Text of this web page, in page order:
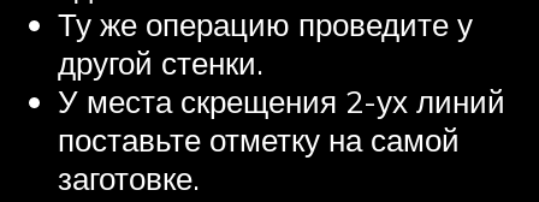
Ту же операцию проведите у
другой стенки.
У места скрещения 2-ух линий
поставьте отметку на самой
заготовке.